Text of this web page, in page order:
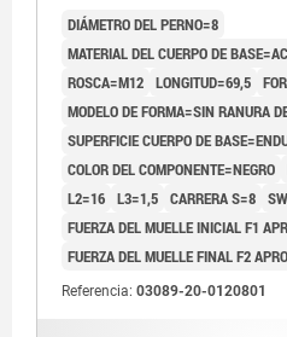
DIÁMETRO DEL PERNO=8
MATERIAL DEL CUERPO DE
ROSCA=M12 LONGITUD=69,5
MODELO DE FORMA=SIN RANURA
SUPERFICIE CUERPO DE
COLOR DEL COMPONENTE=NEGRO
L2=16 L3=1,5 CARRERA S=8
FUERZA DEL MUELLE INICIAL F1
FUERZA DEL MUELLE FINAL F2
Referencia: 03089-20-0120801